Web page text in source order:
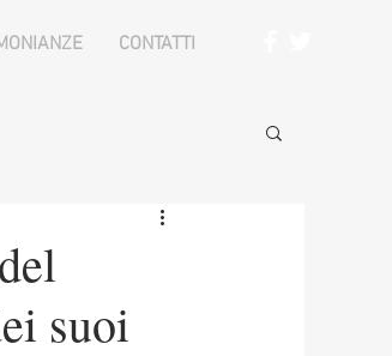
CONTATTI
suoi